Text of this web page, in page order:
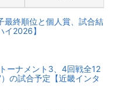
終順位と個人賞、試合結
イ2026】
ーナメント3、4回戦全12
の試合予定【近畿インタ